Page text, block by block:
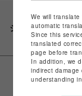
シェアする
We will
automatic
Since this
translated
page before
In addition, we
indirect
understanding